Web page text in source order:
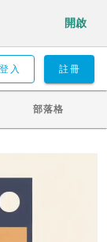
開啟
登入 註冊
部落格